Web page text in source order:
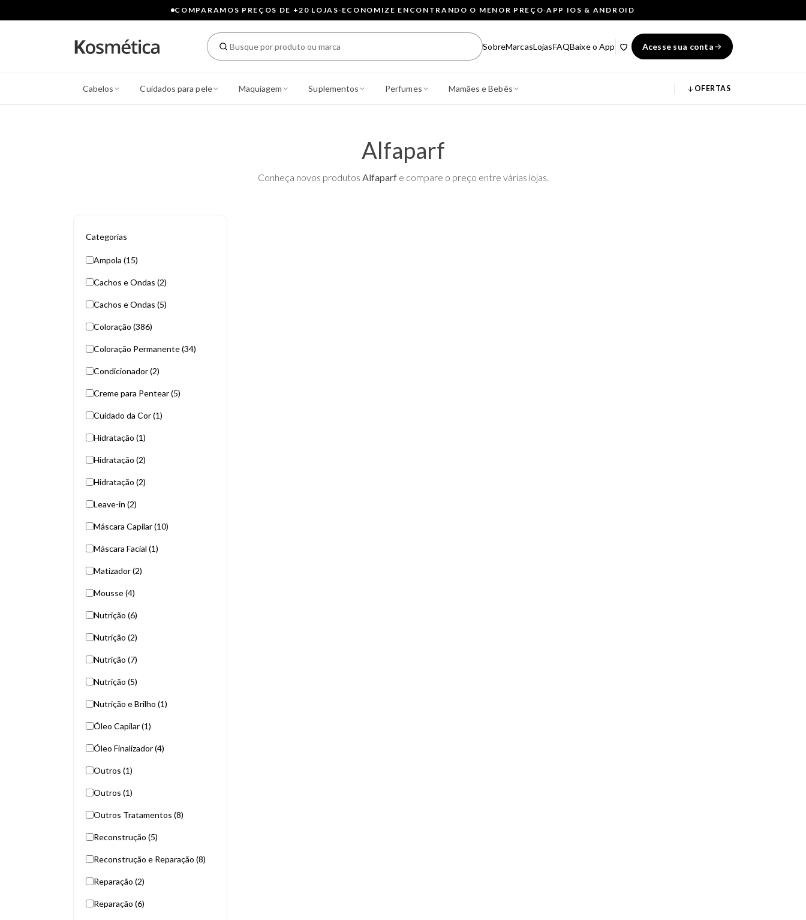
COMPARAMOS PREÇOS DE +20 LOJAS· ECONOMIZE ENCONTRANDO O MENOR PREÇO·APP IOS & ANDROID
SobreMarcasLojasFAQBaixe o App Acesse sua conta
Cabelos Cuidados para pele Maquiagem Suplementos Perfumes Mamães e Bebês OFERTAS
Alfaparf
Conheça novos produtos Alfaparfe compare o preço entre várias lojas.
Categorias
Ampola (15)
Cachos e Ondas (2)
Cachos e Ondas (5)
Coloração (386)
Coloração Permanente (34)
Condicionador (2)
Creme para Pentear (5)
Cuidado da Cor (1)
Hidratação (1)
Hidratação (2)
Hidratação (2)
Leave-in (2)
Máscara Capilar (10)
Máscara Facial (1)
Matizador (2)
Mousse (4)
Nutrição (6)
Nutrição (2)
Nutrição (7)
Nutrição (5)
Nutrição e Brilho (1)
Óleo Capilar (1)
Óleo Finalizador (4)
Outros (1)
Outros (1)
Outros Tratamentos (8)
Reconstrução (5)
Reconstrução e Reparação (8)
Reparação (2)
Reparação (6)